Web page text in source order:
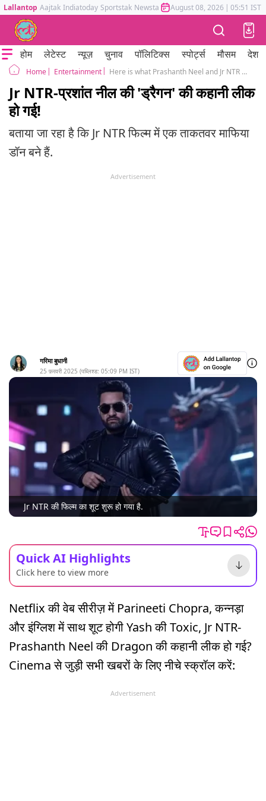
Lallantop Aajtak Indiatoday Sportstak Newstak Mumbai Tak Astrotak
August 08, 2026 | 05:51 IST
होम लेटेस्ट न्यूज़ चुनाव पॉलिटिक्स स्पोर्ट्स मौसम देश
Home Entertainment Here is what Prashanth Neel and Jr NTR action thriller dragon story is all about the cinema show
Jr NTR-प्रशांत नील की 'ड्रैगन' की कहानी लीक
हो गई!
बताया जा रहा है कि Jr NTR फिल्म में एक ताकतवर माफिया
डॉन बने हैं.
Advertisement
गरिमा बुधानी
25 फ़रवरी 2025 (पब्लिश्ड: 05:09 PM IST)
Jr NTR की फिल्म का शूट शुरू हो गया है.
Quick AI Highlights
Click here to view more
Netflix की वेब सीरीज़ में Parineeti Chopra, कन्नड़ा
और इंग्लिश में साथ शूट होगी Yash की Toxic, Jr NTR-
Prashanth Neel की Dragon की कहानी लीक हो गई?
Cinema से जुड़ी सभी खबरों के लिए नीचे स्क्रॉल करें:
Advertisement